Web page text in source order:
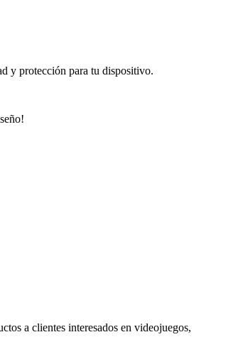
y protección para tu dispositivo.
a clientes interesados en videojuegos,